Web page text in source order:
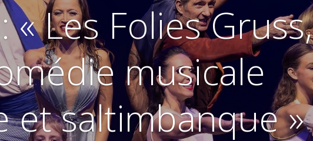
« Les Folies Gruss,
musicale
et saltimbanque »